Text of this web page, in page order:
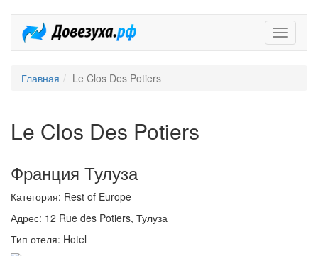
Главная Le Clos Des Potiers
Le Clos Des Potiers
Франция Тулуза
Категория: Rest of Europe
Адрес: 12 Rue des Potiers, Тулуза
Тип отеля: Hotel